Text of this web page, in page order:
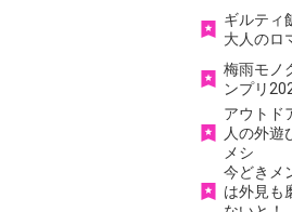
ギルティ
大人のロ
梅雨モノ
ンプリ
アウトド
人の外遊
メシ
今どきメ
は外見も